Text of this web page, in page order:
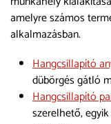
amelyre számos
alkalmazásban.
Hangcsillapító
dübörgés gátló
Hangcsillapító
szerelhető,